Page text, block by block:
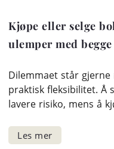
Kjøpe eller selge
ulemper med begge
Dilemmaet står
praktisk fleksibilitet. Å
lavere risiko, mens å